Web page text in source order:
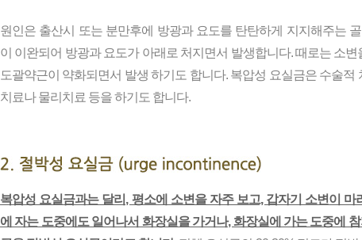
원인은 출산시 또는 분만후에 방광과 요도를 탄탄하게 지지해주는
이 이완되어 방광과 요도가 아래로 처지면서 발생합니다. 때로는 소
도괄약근이 약화되면서 발생 하기도 합니다. 복압성 요실금은 수술적
치료나 물리치료 등을 하기도 합니다.
복압성 요실금과는 달리, 평소에 소변을 자주 보고, 갑자기 소변이 마
에 자는 도중에도 일어나서 화장실을 가거나, 화장실에 가는 도중에